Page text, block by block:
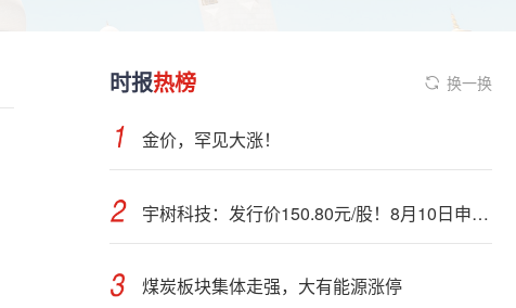
时报热榜 换一换
金价，罕见大涨！
宇树科技：发行价150.80元/股！8月10日申购，DeepSeek参与战略配售
煤炭板块集体走强，大有能源涨停